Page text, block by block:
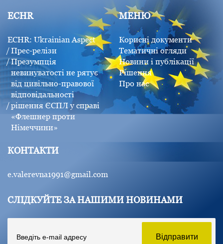
ECHR
ECHR: Ukrainian Aspect
Прес-релізи
Презумпція
невинуватості не рятує
від цивільно-правової
відповідальності
рішення ЄСПЛ у справі
«Флешнер проти
Німеччини»
МЕНЮ
Корисні документи
Тематичні огляди
Новини і публікації
Рішення
Про нас
КОНТАКТИ
e.valerevna1991@gmail.com
СЛІДКУЙТЕ ЗА НАШИМИ НОВИНАМИ